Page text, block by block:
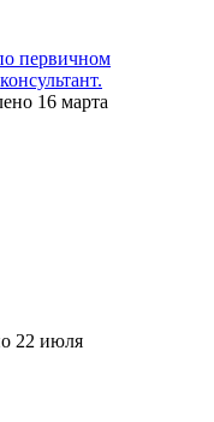
первичном
16 марта
22 июля